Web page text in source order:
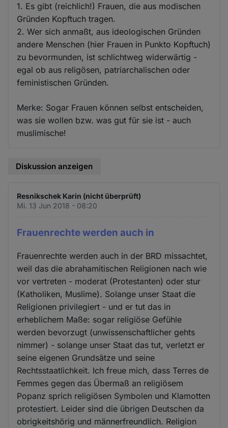
1. Es gibt (reichlich!) Frauen, die aus modischen
Gründen Kopftuch tragen.
2. Wer sich anmaßt, aus ideologischen Gründen
andere Menschen (hier Frauen in Punkto Kopftuch)
zu bevormunden, ist schlichtweg widerwärtig -
egal ob aus religösen, patriarchalischen oder
feministischen Gründen.
Merke: Sogar Frauen können selbst entscheiden,
was sie wollen bzw. was gut für sie ist - auch
muslimische!
Diskussion anzeigen
Resnikschek Karin (nicht überprüft)
Mi. 13 Jun 2018 - 08:20
Frauenrechte werden auch in
Frauenrechte werden auch in der BRD missachtet,
weil das die abrahamitischen Religionen nach wie
vor vertreten - moderat (Protestanten) oder stur
(Katholiken, Muslime). Solange unser Staat die
Religionen privilegiert - und er tut das in
erheblichem Maße: sogar religiöse Gefühle
werden bevorzugt (unwissenschaftlicher gehts
nimmer) - solange unser Staat das tut, verletzt er
seine eigenen Grundsätze und seine
Rechtsstaatlichkeit. Ich freue mich, dass Terres de
Femmes gegen das Übermaß an religiösem
Popanz sprich religiösen Symbolen und Klamotten
protestiert. Leider sind die übrigen Deutschen da
obrigkeitshörig und männerfreundlich. Religion